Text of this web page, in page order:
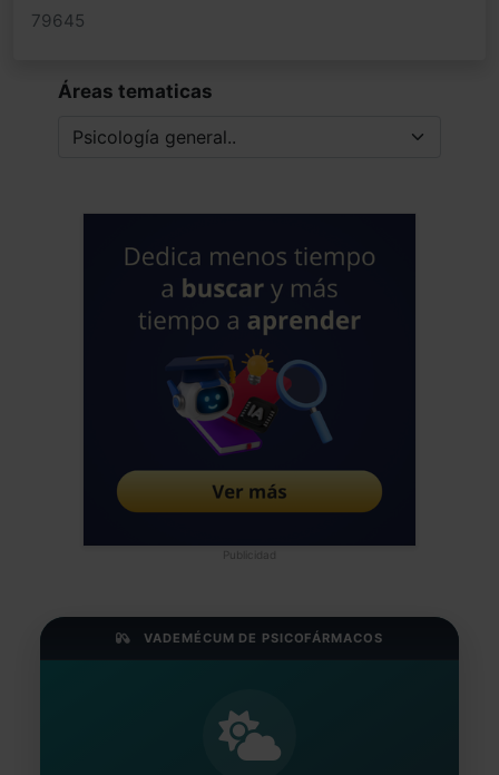
79645
Áreas tematicas
Publicidad
VADEMÉCUM DE PSICOFÁRMACOS